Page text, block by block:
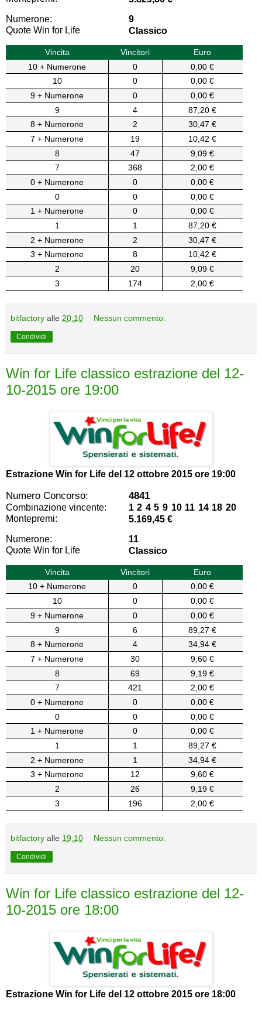
Numerone:
9
Quote Win for Life
Classico
Vincita Vincitori
Euro
10 + Numerone
0
0,00 €
10
0
0,00 €
9 + Numerone
0
0,00 €
9
4
87,20 €
8 + Numerone
2
30,47 €
7 + Numerone
19
10,42 €
8
47
9,09 €
7
368
2,00 €
0 + Numerone
0
0,00 €
0
0
0,00 €
1 + Numerone
0
0,00 €
1
1
87,20 €
2 + Numerone
2
30,47 €
3 + Numerone
8
10,42 €
2
20
9,09 €
3
174 2,00 €
bitfactory alle 20:10 Nessun commento:
Condividi
Win for Life classico estrazione del 12-
10-2015 ore 19:00
Estrazione Win for Life del 12 ottobre 2015 ore 19:00
Numero Concorso: 4841
Combinazione vincente:
1 2 4 5 9 10 11 14 18 20
Montepremi:
5.169,45 €
Numerone:
11
Quote Win for Life
Classico
Vincita Vincitori
Euro
10 + Numerone
0
0,00 €
10
0
0,00 €
9 + Numerone
0
0,00 €
9
6
89,27 €
8 + Numerone
4
34,94 €
7 + Numerone
30
9,60 €
8
69
9,19 €
7
421
2,00 €
0 + Numerone
0
0,00 €
0
0
0,00 €
1 + Numerone
0
0,00 €
1
1
89,27 €
2 + Numerone
1
34,94 €
3 + Numerone
12
9,60 €
2
26
9,19 €
3
196 2,00 €
bitfactory alle 19:10 Nessun commento:
Condividi
Win for Life classico estrazione del 12-
10-2015 ore 18:00
Estrazione Win for Life del 12 ottobre 2015 ore 18:00